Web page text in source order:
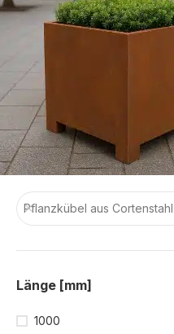
Pflanzkübel aus Cortenstahl
Länge [mm]
1000